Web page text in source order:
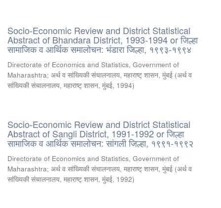
Socio-Economic Review and District Statistical
Abstract of Bhandara District, 1993-1994 or जिल्हा
सामाजिक व आर्थिक समालोचन: भंडारा जिल्हा, १९९३-१९९४
Directorate of Economics and Statistics, Government of
Maharashtra; अर्थ व सांख्यिकी संचालनालय, महाराष्ट् शासन, मुंबई (अर्थ व
सांख्यिकी संचालनालय, महाराष्ट् शासन, मुंबई, 1994)
Socio-Economic Review and District Statistical
Abstract of Sangli District, 1991-1992 or जिल्हा
सामाजिक व आर्थिक समालोचन: सांगली जिल्हा, १९९१-१९९२
Directorate of Economics and Statistics, Government of
Maharashtra; अर्थ व सांख्यिकी संचालनालय, महाराष्ट् शासन, मुंबई (अर्थ व
सांख्यिकी संचालनालय, महाराष्ट् शासन, मुंबई, 1992)